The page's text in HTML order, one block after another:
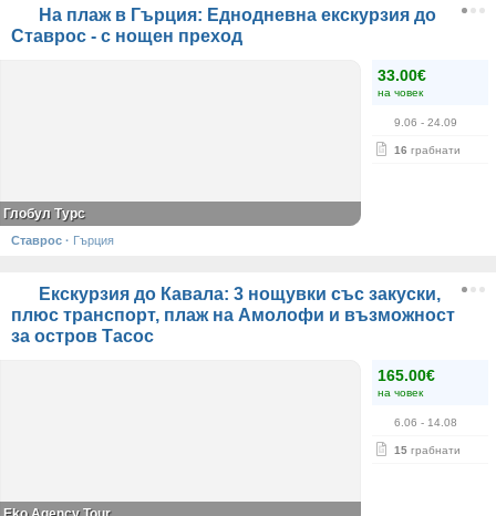
На плаж в Гърция: Еднодневна екскурзия до
Ставрос - с нощен преход
33.00€
на човек
9.06 - 24.09
16 грабнати
Глобул Турс
Ставрос · Гърция
Екскурзия до Кавала: 3 нощувки със закуски,
плюс транспорт, плаж на Амолофи и възможност
за остров Тасос
165.00€
на човек
6.06 - 14.08
15 грабнати